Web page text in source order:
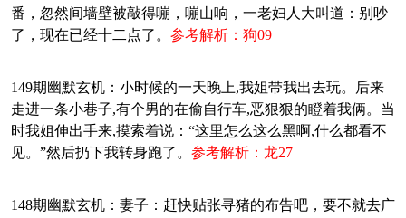
番，忽然间墙壁被敲得嘣，嘣山响，一老妇人大叫道：别吵
了，现在已经十二点了。 参考解析：狗09
149期幽默玄机：小时候的一天晚上,我姐带我出去玩。后来
走进一条小巷子,有个男的在偷自行车,恶狠狠的瞪着我俩。当
时我姐伸出手来,摸索着说：“这里怎么这么黑啊,什么都看不
见。”然后扔下我转身跑了。 参考解析：龙27
148期幽默玄机：妻子：赶快贴张寻猪的布告吧，要不就去广